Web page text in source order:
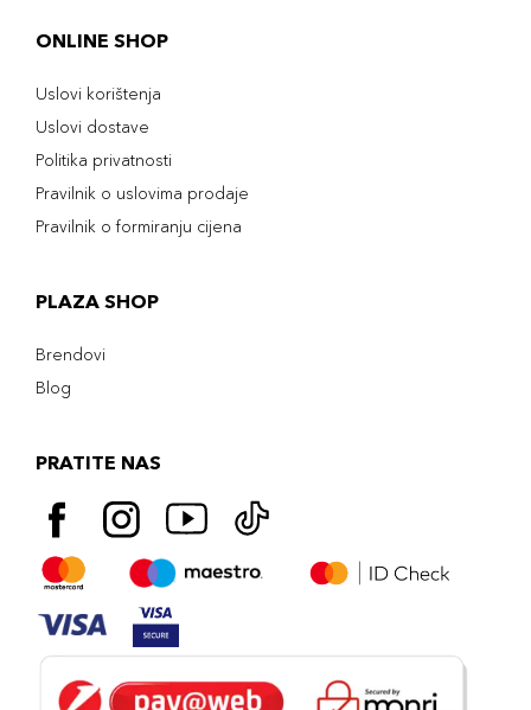
ONLINE SHOP
Uslovi korištenja
Uslovi dostave
Politika privatnosti
Pravilnik o uslovima prodaje
Pravilnik o formiranju cijena
PLAZA SHOP
Brendovi
Blog
PRATITE NAS